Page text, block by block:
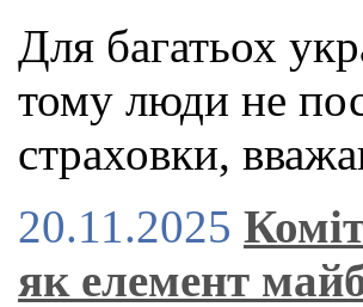
Для багатьох
тому люди не
страховки,
20.11.2025
як елемент